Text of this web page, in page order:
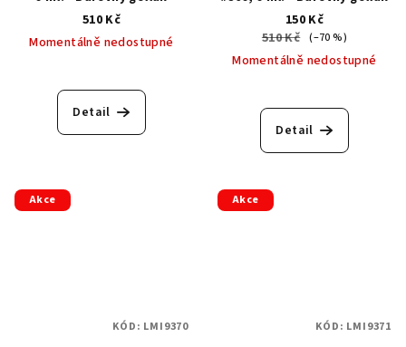
510 Kč
Momentálně nedostupné
Detail
150 Kč
510 Kč (–70 %)
Momentálně nedostupné
Detail
Akce
KÓD: LMI9370
Akce
KÓD: LMI9371